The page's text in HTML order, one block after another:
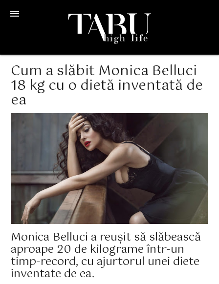
menu
Cum a slăbit Monica Belluci
18 kg cu o dietă inventată de
ea
Monica Belluci a reușit să slăbească
aproape 20 de kilograme într-un
timp-record, cu ajurtorul unei diete
inventate de ea.